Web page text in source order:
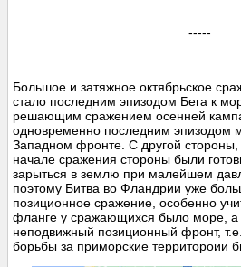
-----
Большое и затяжное октябрьское
стало последним эпизодом Бега к
решающим сражением осенней
одновременно последним эпизодом
Западном фронте. С другой
начале сражения стороны были
зарыться в землю при малейшем
поэтому Битва во Фландрии уже
позиционное сражение, особенно
фланге у сражающихся было море, а
неподвижный позиционный фронт,
борьбы за приморские территороии